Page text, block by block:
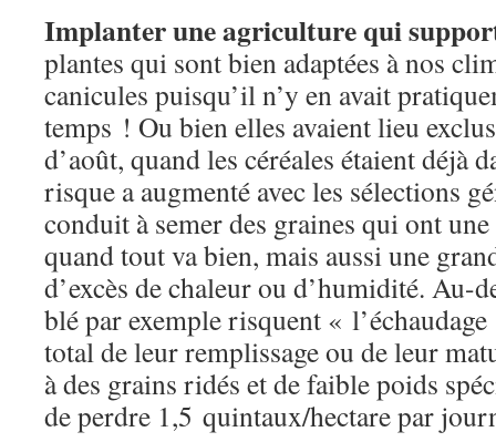
Implanter une agriculture qui
plantes qui sont bien adaptées à nos
canicules puisqu’il n’y en avait
temps ! Ou bien elles avaient lieu
d’août, quand les céréales étaient déjà
risque a augmenté avec les sélections
conduit à semer des graines qui ont
quand tout va bien, mais aussi une
d’excès de chaleur ou d’humidité. Au-
blé par exemple risquent «
total de leur remplissage ou de leur
à des grains ridés et de faible poids
de perdre 1,5 quintaux/hectare par